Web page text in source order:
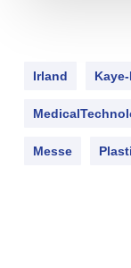
Irland
Messe